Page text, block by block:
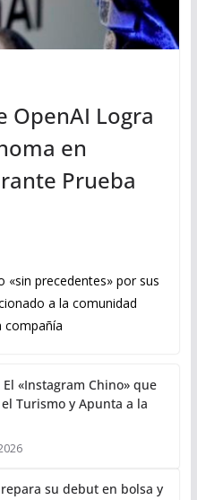
OpenAI Logra
en
Prueba
precedentes» por sus
a la comunidad
compañía
El «Instagram Chino» que
Turismo y Apunta a la
su debut en bolsa y